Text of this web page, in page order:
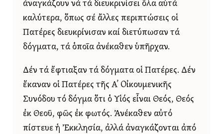
ἀναγκάζουν νά τά διευκρινίσει ὅλα αὐτά
καλύτερα, ὅπως σέ ἄλλες περιπτώσεις οἱ
Πατέρες διευκρίνισαν καί διετύπωσαν τά
δόγματα, τά ὁποῖα ἀνέκαθεν ὑπῆρχαν.
Δέν τά ἔφτιαξαν τά δόγματα οἱ Πατέρες. Δέν
ἔκαναν οἱ Πατέρες τῆς Α’ Οἰκουμενικῆς
Συνόδου τό δόγμα ὅτι ὁ Υἱός εἶναι Θεός, Θεός
ἐκ Θεοῦ, φῶς ἐκ φωτός. Ἀνέκαθεν αὐτό
πίστευε ἡ Ἐκκλησία, ἀλλά ἀναγκάζονται ἀπό